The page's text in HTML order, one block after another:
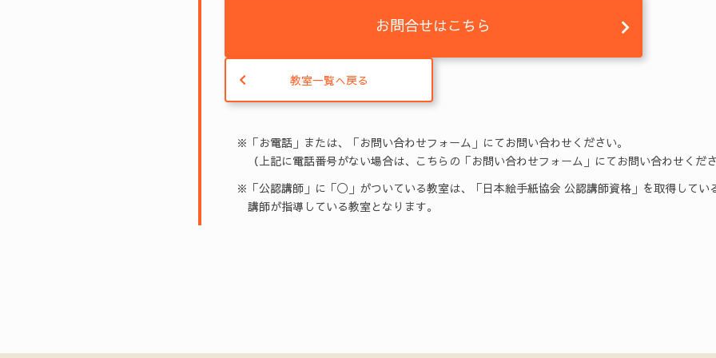
お問合せはこちら
教室一覧へ戻る
※「お電話」または、「お問い合わせフォーム」にてお問い合わせください。
（上記に電話番号がない場合は、こちらの「お問い合わせフォーム」にてお問い合わせくださ
※「公認講師」に「◯」がついている教室は、「日本絵手紙協会 公認講師資格」を取得してい
講師が指導している教室となります。